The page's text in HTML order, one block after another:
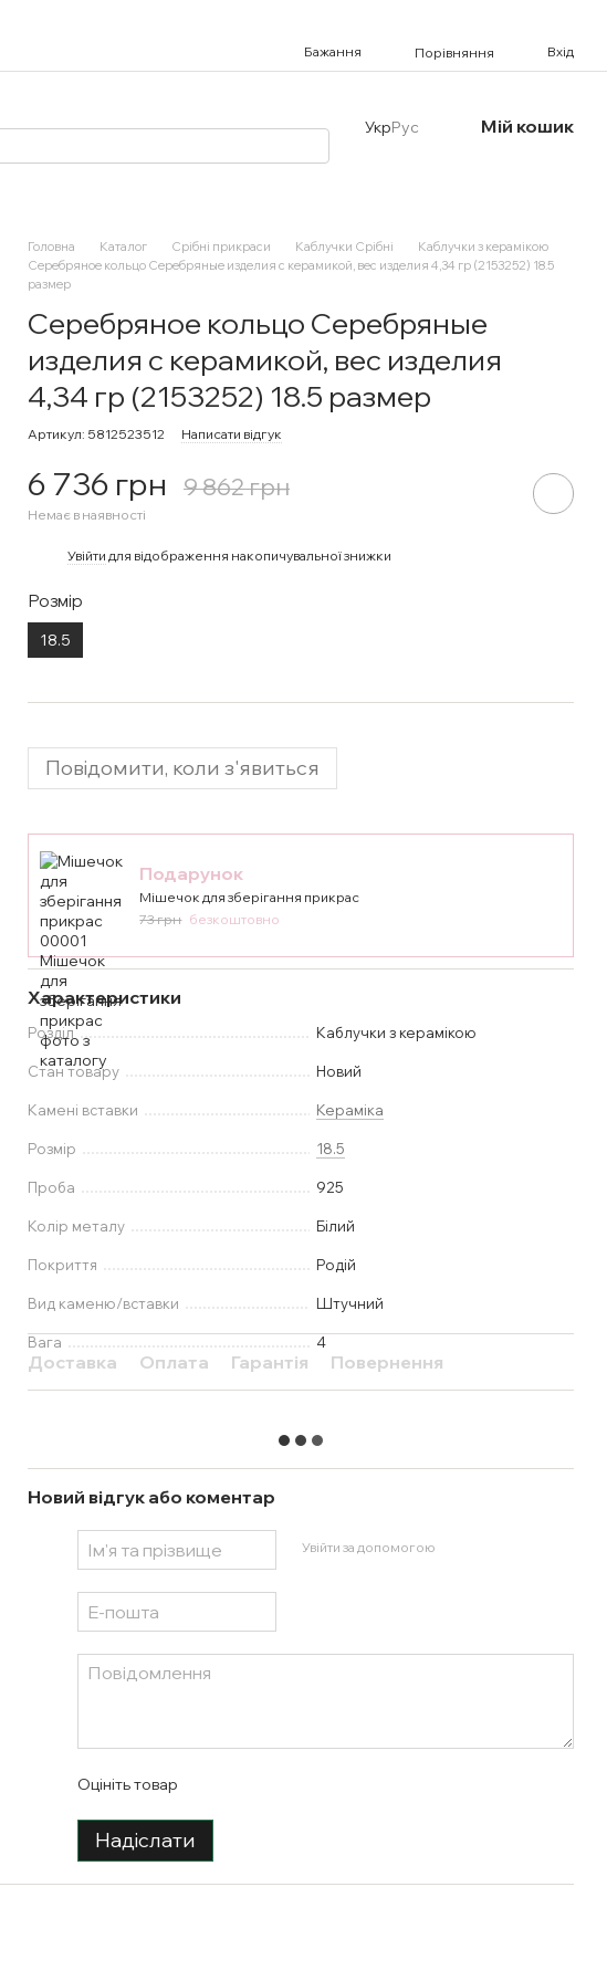
Бажання Порівняння Вхід
УкрРус Мій кошик
Головна Каталог Срібні прикраси Каблучки Срібні
Каблучки з керамікою
Серебряное кольцо Серебряные изделия с керамикой, вес изделия 4,34 гр (2153252) 18.5
размер
Серебряное кольцо Серебряные
изделия с керамикой, вес изделия
4,34 гр (2153252) 18.5 размер
Артикул: 5812523512 Написати відгук
6 736 грн 9 862 грн
Немає в наявності
Увійти для відображення накопичувальної знижки
Розмір
18.5
Повідомити, коли з'явиться
Подарунок
Мішечок для зберігання прикрас
73 грн безкоштовно
Характеристики
Розділ Каблучки з керамікою
Стан товару Новий
Камені вставки Кераміка
Розмір 18.5
Проба 925
Колір металу Білий
Покриття Родій
Вид каменю/вставки Штучний
Вага 4
Доставка Оплата Гарантія Повернення
Новий відгук або коментар
Увійти за допомогою
Оцініть товар
Надіслати